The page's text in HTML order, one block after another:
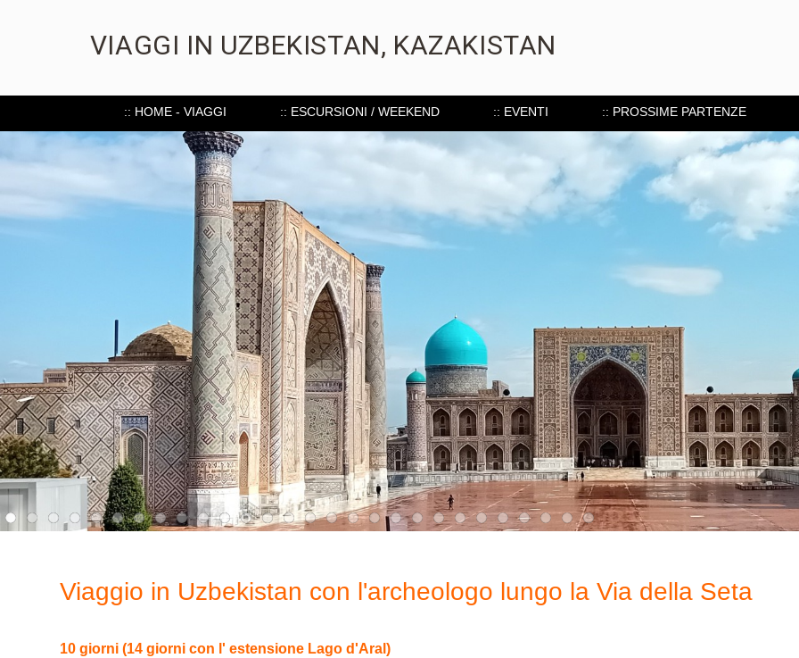
VIAGGI IN UZBEKISTAN, KAZAKISTAN
:: HOME - VIAGGI :: ESCURSIONI / WEEKEND :: EVENTI :: PROSSIME PARTENZE
Viaggio in Uzbekistan con l'archeologo lungo la Via della Seta
10 giorni (14 giorni con l' estensione Lago d'Aral)